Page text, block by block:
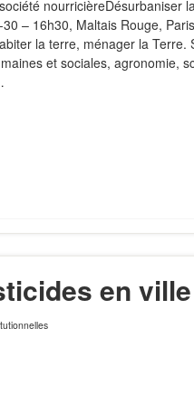
nourricièreDésurbaniser
– 16h30, Maltais Rouge,
la terre, ménager la Terre.
et sociales, agronomie,
en